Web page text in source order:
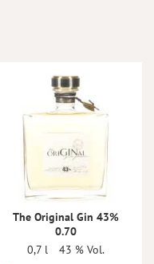
The Original Gin 43%
0.70
0,7 l
43 % Vol.